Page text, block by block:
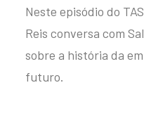
Neste episódio do
Reis conversa com
sobre a história da
futuro.